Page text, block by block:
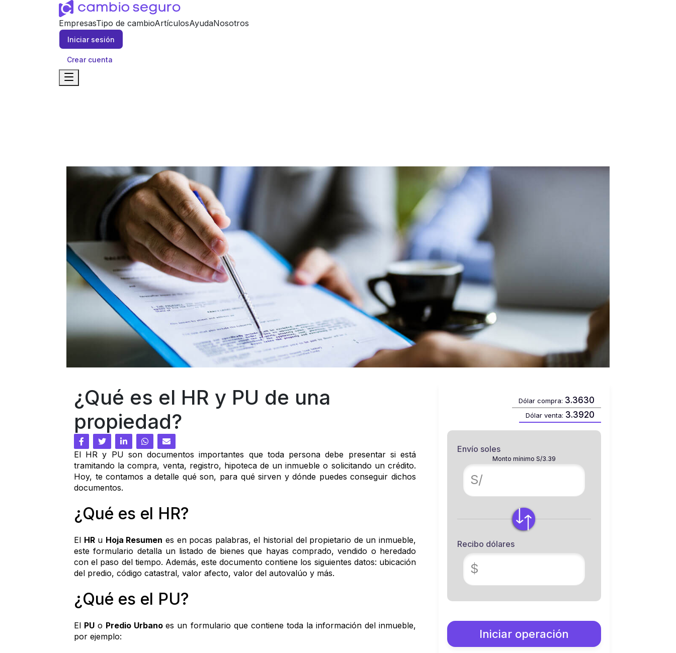
EmpresasTipo de cambioArtículosAyudaNosotros
Iniciar sesión
Crear cuenta
¿Qué es el HR y PU de una
propiedad?
El HR y PU son documentos importantes que toda persona debe presentar si está
tramitando la compra, venta, registro, hipoteca de un inmueble o solicitando un crédito.
Hoy, te contamos a detalle qué son, para qué sirven y dónde puedes conseguir dichos
documentos.
¿Qué es el HR?
El HR u Hoja Resumen es en pocas palabras, el historial del propietario de un inmueble,
este formulario detalla un listado de bienes que hayas comprado, vendido o heredado
con el paso del tiempo. Además, este documento contiene los siguientes datos: ubicación
del predio, código catastral, valor afecto, valor del autovalúo y más.
¿Qué es el PU?
El PU o Predio Urbano es un formulario que contiene toda la información del inmueble,
por ejemplo:
Dólar compra: 3.3630
Dólar venta: 3.3920
Envío soles
Monto mínimo S/3.39
S/
Recibo dólares
$
Iniciar operación